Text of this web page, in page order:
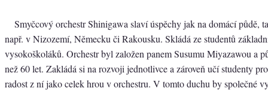
Smyčcový orchestr Shinigawa slaví úspěchy jak na domácí půdě,
např. v Nizozemí, Německu či Rakousku. Skládá ze studentů
vysokoškoláků. Orchestr byl založen panem Susumu Miyazawou a
než 60 let. Zakládá si na rozvoji jednotlivce a zároveň učí studenty
radost z ní jako celek hrou v orchestru. V tomto duchu by společné